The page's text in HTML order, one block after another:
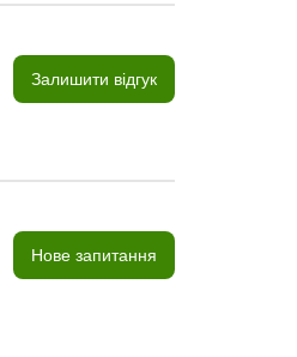
Залишити відгук
Нове запитання